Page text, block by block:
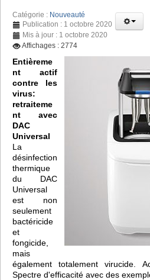
Catégorie : Nouveauté
Publication : 1 octobre 2020
Mis à jour : 1 octobre 2020
Affichages : 2774
Entièreme
nt actif
contre les
virus:
retraiteme
nt avec
DAC
Universal
La
désinfection
thermique
du DAC
Universal
est non
seulement
bactéricide
et
fongicide,
mais
également totalement virucide.
Spectre d'efficacité avec des